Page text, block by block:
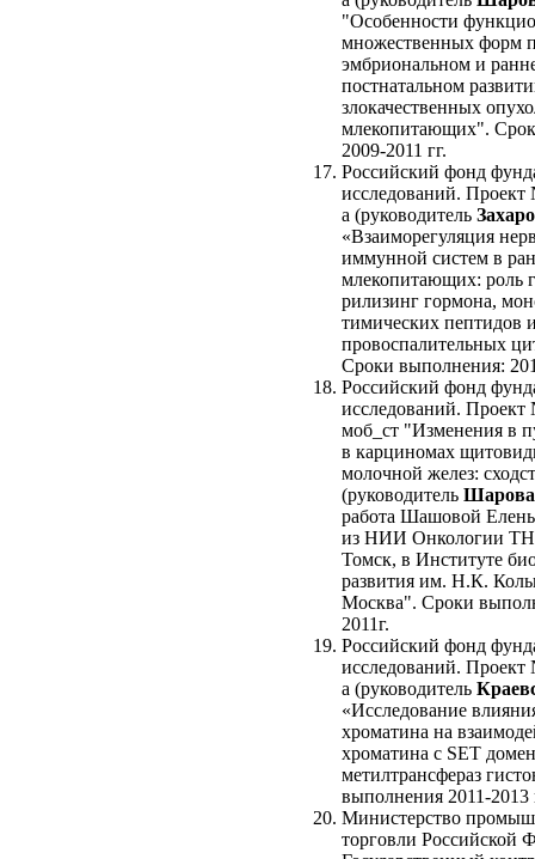
"Особенности
множественных форм
эмбриональном и
постнатальном
злокачественных
млекопитающих".
2009-2011 гг.
Российский фонд
исследований.
а (руководитель
«Взаиморегуляция
иммунной систем в
млекопитающих: роль
рилизинг гормона,
тимических пептидов
провоспалительных
Сроки выполнения:
Российский фонд
исследований.
моб_ст "Изменения в
в карциномах
молочной желез:
(руководитель
работа Шашовой
из НИИ Онкологии
Томск, в Институте
развития им. Н.К.
Москва". Сроки
2011г.
Российский фонд
исследований.
а (руководитель
«Исследование
хроматина на
хроматина с SET
метилтрансфераз
выполнения 2011-2013
Министерство
торговли Российской